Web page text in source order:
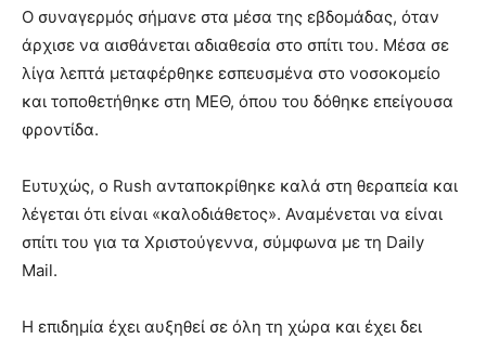
Ο συναγερμός σήμανε στα μέσα της εβδομάδας, όταν
άρχισε να αισθάνεται αδιαθεσία στο σπίτι του. Μέσα σε
λίγα λεπτά μεταφέρθηκε εσπευσμένα στο νοσοκομείο
και τοποθετήθηκε στη ΜΕΘ, όπου του δόθηκε επείγουσα
φροντίδα.
Ευτυχώς, ο Rush ανταποκρίθηκε καλά στη θεραπεία και
λέγεται ότι είναι «καλοδιάθετος». Αναμένεται να είναι
σπίτι του για τα Χριστούγεννα, σύμφωνα με τη Daily
Mail.
Η επιδημία έχει αυξηθεί σε όλη τη χώρα και έχει δει